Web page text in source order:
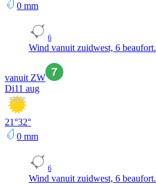
0 mm
6
Wind vanuit zuidwest, 6 beaufort.
vanuit ZW
Di11 aug
21°32°
0 mm
6
Wind vanuit zuidwest, 6 beaufort.